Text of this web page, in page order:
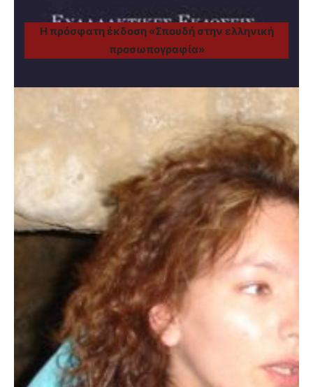
Η πρόσφατη έκδοση «Σπουδή στην ελληνική
προσωπογραφία»